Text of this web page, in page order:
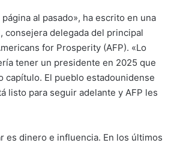
al pasado», ha escrito en una
consejera delegada del principal
for Prosperity (AFP). «Lo
tener un presidente en 2025 que
capítulo. El pueblo estadounidense
listo para seguir adelante y AFP les
es dinero e influencia. En los últimos